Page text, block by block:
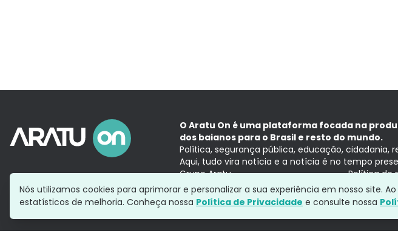
O Aratu On é uma plataforma focada na
dos baianos para o Brasil e resto do mundo.
Política, segurança pública, educação, cidadania,
Aqui, tudo vira notícia e a notícia é no tempo
Grupo Aratu
Política de
Nós utilizamos cookies para aprimorar e personalizar a sua experiência em nosso site.
estatísticos de melhoria. Conheça nossa Política de Privacidade e consulte nossa